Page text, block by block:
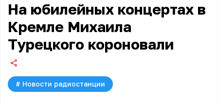
На юбилейных концертах в
Кремле Михаила
Турецкого короновали
# Новости радиостанции